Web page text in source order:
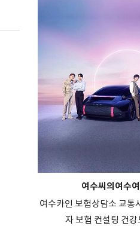
여수씨의여수
여수카인 보험상담소 교통
자 보험 컨설팅 건